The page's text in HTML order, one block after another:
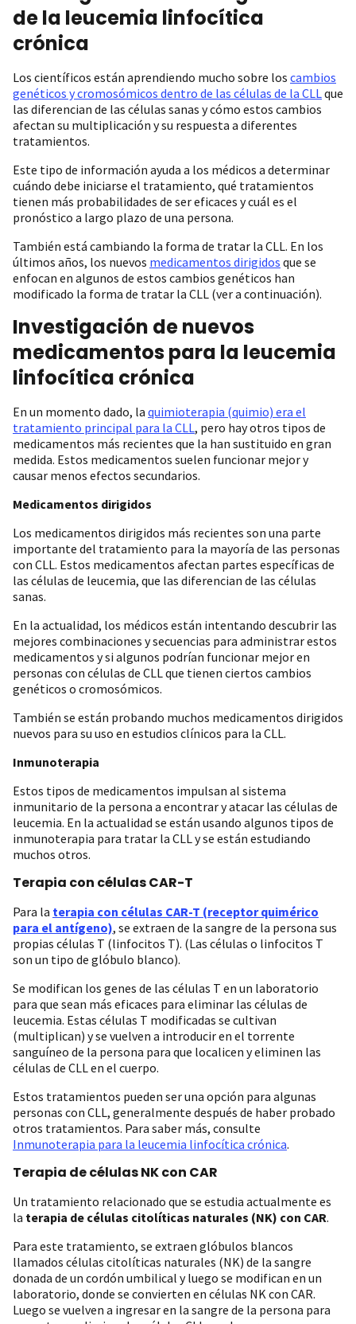
de la leucemia linfocítica
crónica
Los científicos están aprendiendo mucho sobre los cambios
genéticos y cromosómicos dentro de las células de la CLL que
las diferencian de las células sanas y cómo estos cambios
afectan su multiplicación y su respuesta a diferentes
tratamientos.
Este tipo de información ayuda a los médicos a determinar
cuándo debe iniciarse el tratamiento, qué tratamientos
tienen más probabilidades de ser eficaces y cuál es el
pronóstico a largo plazo de una persona.
También está cambiando la forma de tratar la CLL. En los
últimos años, los nuevos medicamentos dirigidos que se
enfocan en algunos de estos cambios genéticos han
modificado la forma de tratar la CLL (ver a continuación).
Investigación de nuevos
medicamentos para la leucemia
linfocítica crónica
En un momento dado, la quimioterapia (quimio) era el
tratamiento principal para la CLL, pero hay otros tipos de
medicamentos más recientes que la han sustituido en gran
medida. Estos medicamentos suelen funcionar mejor y
causar menos efectos secundarios.
Medicamentos dirigidos
Los medicamentos dirigidos más recientes son una parte
importante del tratamiento para la mayoría de las personas
con CLL. Estos medicamentos afectan partes específicas de
las células de leucemia, que las diferencian de las células
sanas.
En la actualidad, los médicos están intentando descubrir las
mejores combinaciones y secuencias para administrar estos
medicamentos y si algunos podrían funcionar mejor en
personas con células de CLL que tienen ciertos cambios
genéticos o cromosómicos.
También se están probando muchos medicamentos dirigidos
nuevos para su uso en estudios clínicos para la CLL.
Inmunoterapia
Estos tipos de medicamentos impulsan al sistema
inmunitario de la persona a encontrar y atacar las células de
leucemia. En la actualidad se están usando algunos tipos de
inmunoterapia para tratar la CLL y se están estudiando
muchos otros.
Terapia con células CAR-T
Para la terapia con células CAR-T (receptor quimérico
para el antígeno), se extraen de la sangre de la persona sus
propias células T (linfocitos T). (Las células o linfocitos T
son un tipo de glóbulo blanco).
Se modifican los genes de las células T en un laboratorio
para que sean más eficaces para eliminar las células de
leucemia. Estas células T modificadas se cultivan
(multiplican) y se vuelven a introducir en el torrente
sanguíneo de la persona para que localicen y eliminen las
células de CLL en el cuerpo.
Estos tratamientos pueden ser una opción para algunas
personas con CLL, generalmente después de haber probado
otros tratamientos. Para saber más, consulte
Inmunoterapia para la leucemia linfocítica crónica.
Terapia de células NK con CAR
Un tratamiento relacionado que se estudia actualmente es
la terapia de células citolíticas naturales (NK) con CAR.
Para este tratamiento, se extraen glóbulos blancos
llamados células citolíticas naturales (NK) de la sangre
donada de un cordón umbilical y luego se modifican en un
laboratorio, donde se convierten en células NK con CAR.
Luego se vuelven a ingresar en la sangre de la persona para